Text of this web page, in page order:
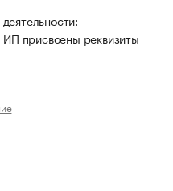
ИП присвоены реквизиты